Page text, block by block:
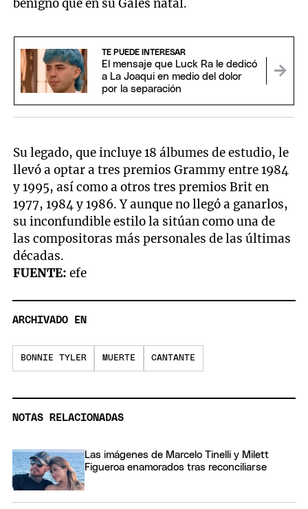
benigno que en su Gales natal.
TE PUEDE INTERESAR
El mensaje que Luck Ra le dedicó
a La Joaqui en medio del dolor
por la separación
Su legado, que incluye 18 álbumes de estudio, le
llevó a optar a tres premios Grammy entre 1984
y 1995, así como a otros tres premios Brit en
1977, 1984 y 1986. Y aunque no llegó a ganarlos,
su inconfundible estilo la sitúan como una de
las compositoras más personales de las últimas
décadas.
FUENTE: efe
ARCHIVADO EN
BONNIE TYLER MUERTE CANTANTE
NOTAS RELACIONADAS
Las imágenes de Marcelo Tinelli y Milett
Figueroa enamorados tras reconciliarse